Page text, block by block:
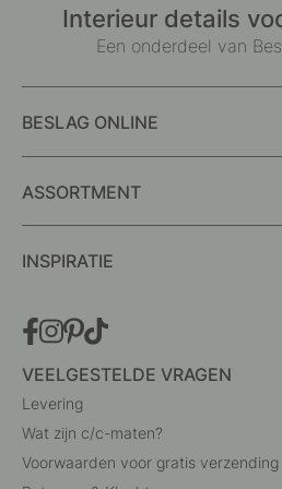
Interieur details
Een onderdeel van
BESLAG ONLINE
ASSORTMENT
INSPIRATIE
VEELGESTELDE VRAGEN
Levering
Wat zijn c/c-maten?
Voorwaarden voor gratis verzending